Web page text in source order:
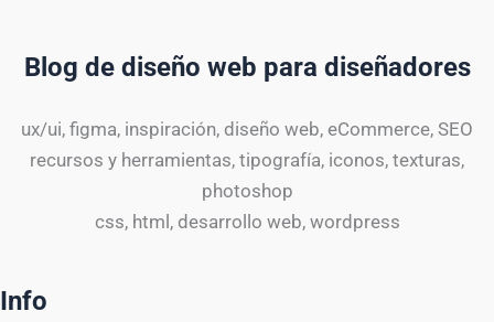
Blog de diseño web para diseñadores
ux/ui, figma, inspiración, diseño web, eCommerce, SEO
recursos y herramientas, tipografía, iconos, texturas,
photoshop
css, html, desarrollo web, wordpress
Info